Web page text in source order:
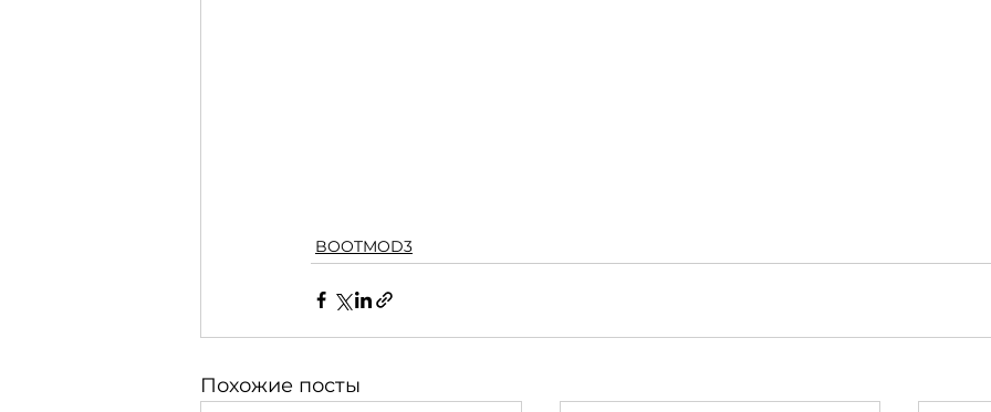
BOOTMOD3
Похожие посты